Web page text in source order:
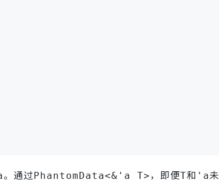
。通过 PhantomData<&'a T> ，即便T和 'a